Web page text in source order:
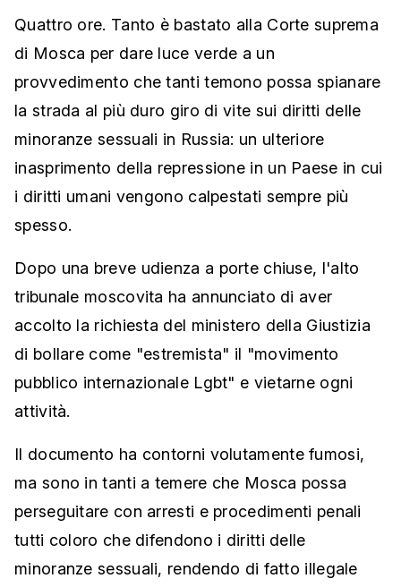
Quattro ore. Tanto è bastato alla Corte suprema
di Mosca per dare luce verde a un
provvedimento che tanti temono possa spianare
la strada al più duro giro di vite sui diritti delle
minoranze sessuali in Russia: un ulteriore
inasprimento della repressione in un Paese in cui
i diritti umani vengono calpestati sempre più
spesso.
Dopo una breve udienza a porte chiuse, l'alto
tribunale moscovita ha annunciato di aver
accolto la richiesta del ministero della Giustizia
di bollare come "estremista" il "movimento
pubblico internazionale Lgbt" e vietarne ogni
attività.
Il documento ha contorni volutamente fumosi,
ma sono in tanti a temere che Mosca possa
perseguitare con arresti e procedimenti penali
tutti coloro che difendono i diritti delle
minoranze sessuali, rendendo di fatto illegale